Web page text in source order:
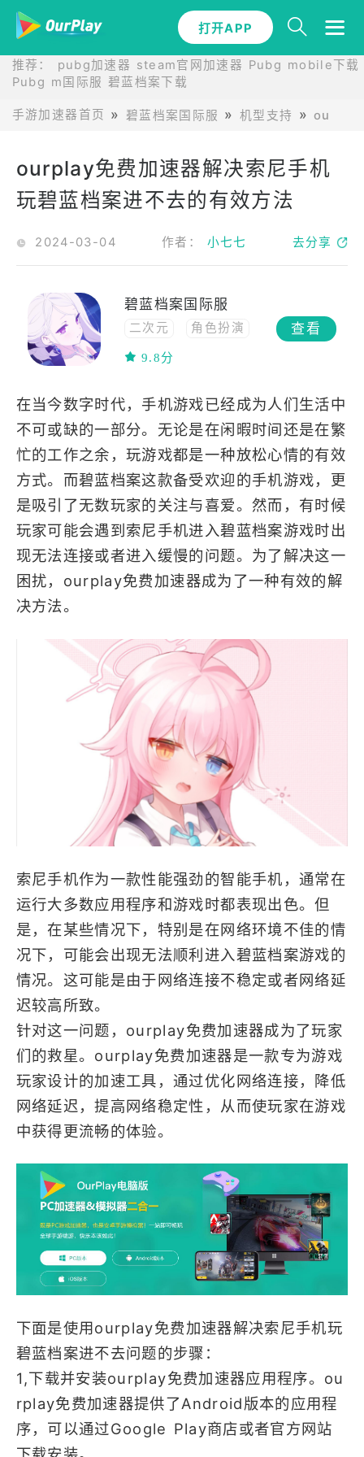
打开APP
推荐： pubg加速器 steam官网加速器 Pubg mobile下载
Pubg m国际服 碧蓝档案下载
手游加速器首页 碧蓝档案国际服 机型支持 ourplay
ourplay免费加速器解决索尼手机
玩碧蓝档案进不去的有效方法
2024-03-04 作者： 小七七 去分享
碧蓝档案国际服
二次元
角色扮演
中文
9.8分
查看
在当今数字时代，手机游戏已经成为人们生活中
不可或缺的一部分。无论是在闲暇时间还是在繁
忙的工作之余，玩游戏都是一种放松心情的有效
方式。而碧蓝档案这款备受欢迎的手机游戏，更
是吸引了无数玩家的关注与喜爱。然而，有时候
玩家可能会遇到索尼手机进入碧蓝档案游戏时出
现无法连接或者进入缓慢的问题。为了解决这一
困扰，ourplay免费加速器成为了一种有效的解
决方法。
索尼手机作为一款性能强劲的智能手机，通常在
运行大多数应用程序和游戏时都表现出色。但
是，在某些情况下，特别是在网络环境不佳的情
况下，可能会出现无法顺利进入碧蓝档案游戏的
情况。这可能是由于网络连接不稳定或者网络延
迟较高所致。
针对这一问题，ourplay免费加速器成为了玩家
们的救星。ourplay免费加速器是一款专为游戏
玩家设计的加速工具，通过优化网络连接，降低
网络延迟，提高网络稳定性，从而使玩家在游戏
中获得更流畅的体验。
下面是使用ourplay免费加速器解决索尼手机玩
碧蓝档案进不去问题的步骤：
1,下载并安装ourplay免费加速器应用程序。ou
rplay免费加速器提供了Android版本的应用程
序，可以通过Google Play商店或者官方网站